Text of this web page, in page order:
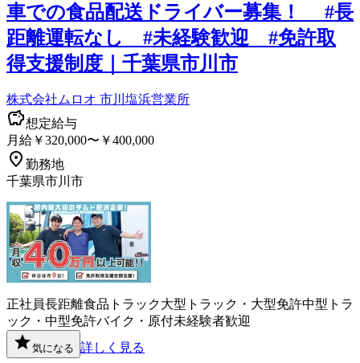
車での食品配送ドライバー募集！ #長
距離運転なし #未経験歓迎 #免許取
得支援制度｜千葉県市川市
株式会社ムロオ 市川塩浜営業所
想定給与
月給￥320,000〜￥400,000
勤務地
千葉県市川市
正社員長距離食品 トラック大型トラック・大型免許中型トラ
ック・中型免許バイク・原付未経験者歓迎
気になる 詳しく見る